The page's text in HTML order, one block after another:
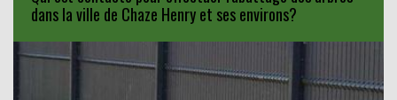
dans la ville de Chaze Henry et ses environs?